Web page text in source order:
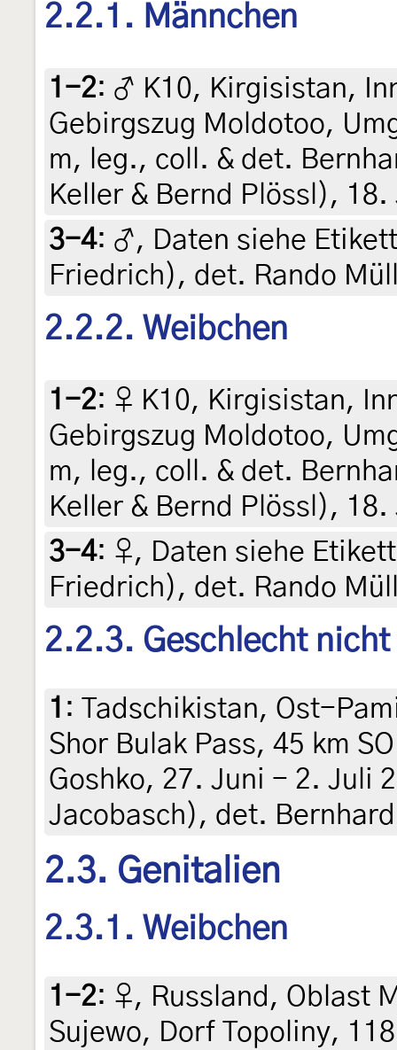
2.2.1. Männchen
1-2: ♂ K10, Kirgisistan,
Gebirgszug Moldotoo,
m, leg., coll. & det.
Keller & Bernd Plössl),
3-4: ♂, Daten siehe
Friedrich), det. Rando
2.2.2. Weibchen
1-2: ♀ K10, Kirgisistan,
Gebirgszug Moldotoo,
m, leg., coll. & det.
Keller & Bernd Plössl),
3-4: ♀, Daten siehe
Friedrich), det. Rando
2.2.3. Geschlecht
1 : Tadschikistan, Ost-
Shor Bulak Pass, 45 km
Goshko, 27. Juni - 2. Juli
Jacobasch), det.
2.3. Genitalien
2.3.1. Weibchen
1-2: ♀, Russland, Oblast
Sujewo, Dorf Topoliny,